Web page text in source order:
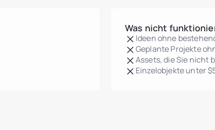
Was nicht
Ideen ohne
Geplante Projekte
Assets, die Sie nicht
Einzelobjekte unter